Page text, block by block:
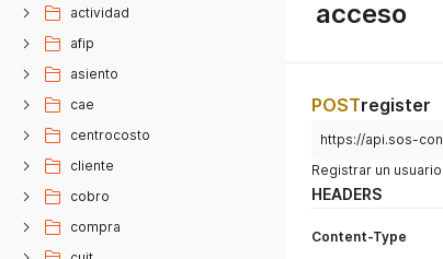
actividad
afip
asiento
cae
centrocosto
cliente
cobro
compra
acceso
POSTregister
https://api.sos-
Registrar un
HEADERS
Content-Type